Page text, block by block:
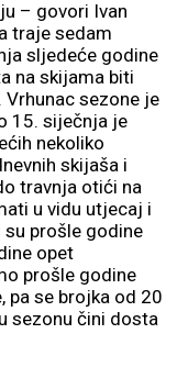
– govori Ivan
traje sedam
sljedeće godine
na skijama biti
Vrhunac sezone je
15. siječnja je
nekoliko
skijaša i
travnja otići na
u vidu utjecaj i
prošle godine
opet
prošle godine
pa se brojka od 20
sezonu čini dosta